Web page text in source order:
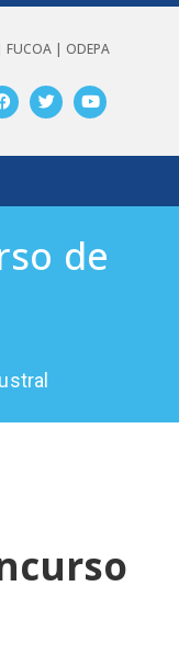
|FUCOA | ODEPA
de